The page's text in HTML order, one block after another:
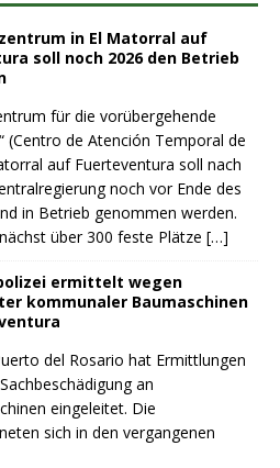
in El Matorral auf
soll noch 2026 den Betrieb
für die vorübergehende
(Centro de Atención Temporal de
auf Fuerteventura soll nach
noch vor Ende des
in Betrieb genommen werden.
über 300 feste Plätze […]
ermittelt wegen
kommunaler Baumaschinen
del Rosario hat Ermittlungen
an
eingeleitet. Die
sich in den vergangenen